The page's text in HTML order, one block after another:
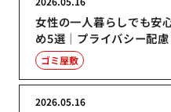
女性の一人暮らしでも安
め5選｜プライバシー配
ゴミ屋敷
2026.05.16